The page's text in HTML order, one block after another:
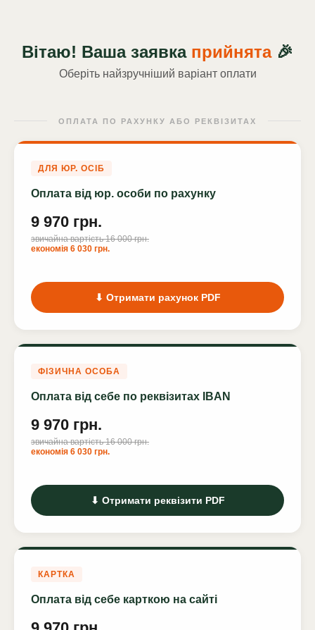
Вітаю! Ваша заявка прийнята🎉
Оберіть найзручніший варіант оплати
ОПЛАТА ПО РАХУНКУ АБО РЕКВІЗИТАХ
ДЛЯ ЮР. ОСІБ
Оплата від юр. особи по рахунку
9 970 грн.
звичайна вартість 16 000 грн.
економія 6 030 грн.
⬇ Отримати рахунок PDF
ФІЗИЧНА ОСОБА
Оплата від себе по реквізитах IBAN
9 970 грн.
звичайна вартість 16 000 грн.
економія 6 030 грн.
⬇ Отримати реквізити PDF
КАРТКА
Оплата від себе карткою на сайті